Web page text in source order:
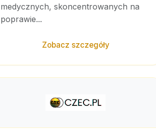
medycznych, skoncentrowanych na
poprawie...
Zobacz szczegóły